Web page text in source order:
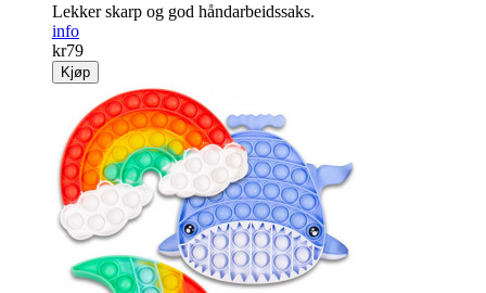
Lekker skarp og god håndarbeidssaks.
info
kr79
Kjøp